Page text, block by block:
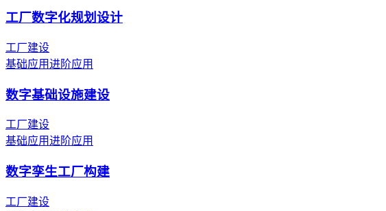
工厂数字化规划设计
工厂建设
基础应用进阶应用
数字基础设施建设
工厂建设
基础应用进阶应用
数字孪生工厂构建
工厂建设